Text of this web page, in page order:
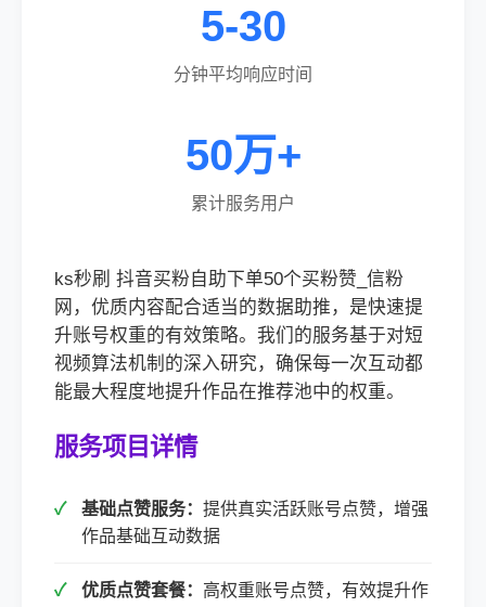
5-30
分钟平均响应时间
50万+
累计服务用户
ks秒刷 抖音买粉自助下单50个买粉赞_信粉
网，优质内容配合适当的数据助推，是快速提
升账号权重的有效策略。我们的服务基于对短
视频算法机制的深入研究，确保每一次互动都
能最大程度地提升作品在推荐池中的权重。
服务项目详情
基础点赞服务： 提供真实活跃账号点赞，增强
作品基础互动数据
优质点赞套餐： 高权重账号点赞，有效提升作